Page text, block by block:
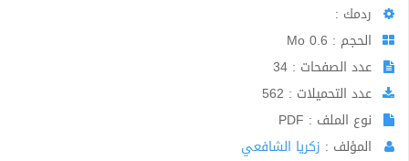
ردمك :
الحجم : 0.6 Mo
عدد الصفحات : 34
عدد التحميلات : 562
نوع الملف : PDF
المؤلف : زكريا الشافعي